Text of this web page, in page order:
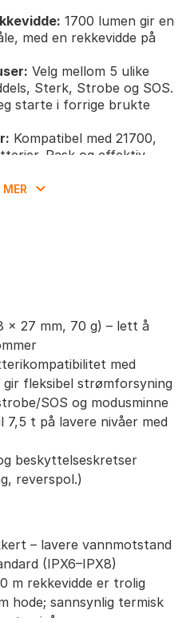
1700 lumen gir en
med en rekkevidde på
Velg mellom 5 ulike
Sterk, Strobe og SOS.
starte i forrige brukte
Kompatibel med 21700,
Rask og effektiv
lys ved lading, blått lys når
slag, slitasje, korrosjon
Kompakt størrelse (128 x
(70 g), beltespenne og
og trygg bæring.
tåler regn og fuktige
7,5 timer brukstid med
håndleddsstropp, USB-C
× 27 mm, 70 g) – lett å
med
gir fleksibel strømforsyning
SOS og modusminne
t på lavere nivåer med
beskyttelseskretser
reverspol.)
– lavere vannmotstand
(IPX6–IPX8)
m rekkevidde er trolig
hode; sannsynlig termisk